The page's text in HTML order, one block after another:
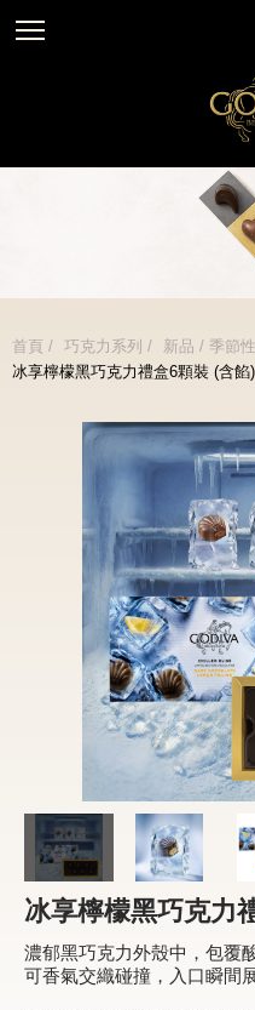
首頁 巧克力系列
新品 / 季節
冰享檸檬黑巧克力禮盒6顆裝 (含餡)
冰享檸檬黑巧克力
濃郁黑巧克力外殼中，包覆
可香氣交織碰撞，入口瞬間